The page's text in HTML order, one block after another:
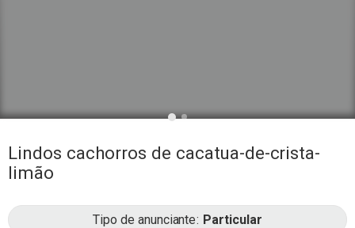
Lindos cachorros de cacatua-de-crista-
limão
Tipo de anunciante Particular